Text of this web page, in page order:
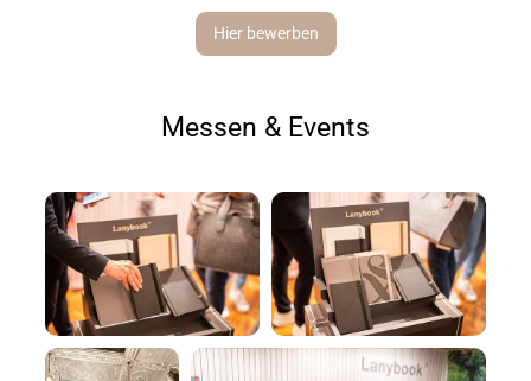
Hier bewerben
Messen & Events